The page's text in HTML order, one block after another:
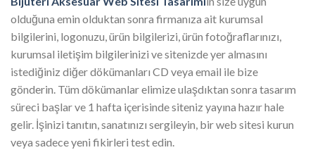
olduğuna emin olduktan sonra firmanıza ait kurumsal
bilgilerini, logonuzu, ürün bilgilerizi, ürün fotoğraflarınızı,
kurumsal iletişim bilgilerinizi ve sitenizde yer almasını
istediğiniz diğer dökümanları CD veya email ile bize
gönderin. Tüm dökümanlar elimize ulaşdıktan sonra tasarım
süreci başlar ve 1 hafta içerisinde siteniz yayına hazır hale
gelir. İşinizi tanıtın, sanatınızı sergileyin, bir web sitesi kurun
veya sadece yeni fikirleri test edin.